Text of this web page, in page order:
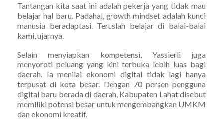
Tantangan kita saat ini adalah pekerja yang tidak mau
belajar hal baru. Padahal, growth mindset adalah kunci
manusia beradaptasi. Teruslah belajar di balai-balai
kami, ujarnya.
Selain menyiapkan kompetensi, Yassierli juga
menyoroti peluang yang kini terbuka lebih luas bagi
daerah. Ia menilai ekonomi digital tidak lagi hanya
terpusat di kota besar. Dengan 70 persen pengguna
digital baru berada di daerah, Kabupaten Lahat disebut
memiliki potensi besar untuk mengembangkan UMKM
dan ekonomi kreatif.